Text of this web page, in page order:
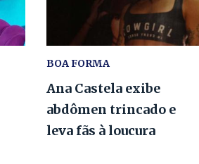
BOA FORMA
Ana Castela exibe
abdômen trincado e
leva fãs à loucura